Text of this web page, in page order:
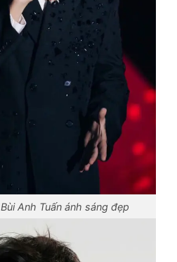
Anh Tuấn ánh sáng đẹp